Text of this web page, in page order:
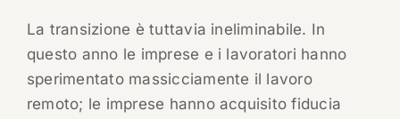
La transizione è tuttavia ineliminabile. In
questo anno le imprese e i lavoratori hanno
sperimentato massicciamente il lavoro
remoto; le imprese hanno acquisito fiducia